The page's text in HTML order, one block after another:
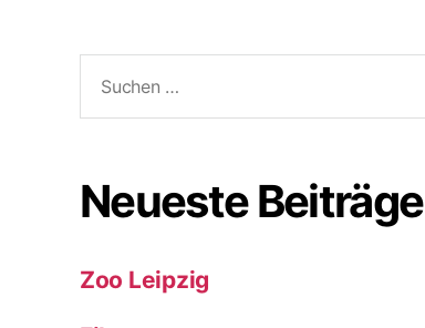
nach:
Neueste Beiträge
Zoo Leipzig